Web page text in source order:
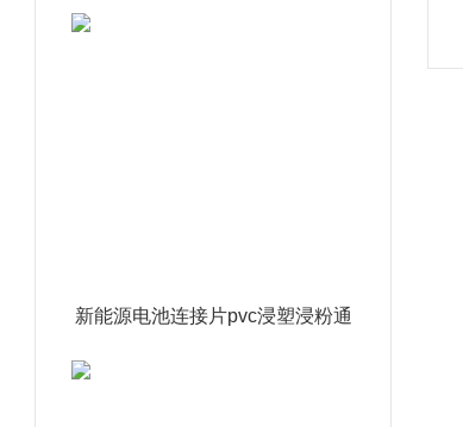
新能源电池连接片pvc浸塑浸粉通